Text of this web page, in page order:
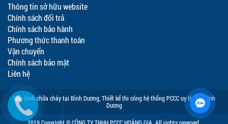
Thông tin sở hữu website
Chính sách đổi trả
Chính sách bảo hành
Phương thức thanh toán
Vận chuyển
Chính sách bảo mật
Liên hệ
Nạp bình chữa cháy tại Bình Dương, Thiết kế thi công hệ thống PCCC uy tín tại Bình
Dương
2019 Copyright © CÔNG TY TNHH PCCC HOÀNG GIA. All rights reserved.